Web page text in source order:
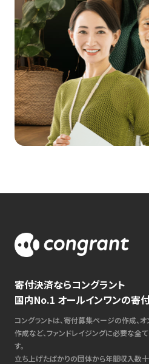
寄付決済ならコングラント
国内No.1 オールインワンの寄
コングラントは、寄付募集ページの作成、
作成など、ファンドレイジングに必要な全
す。
立ち上げたばかりの団体から年間収入数